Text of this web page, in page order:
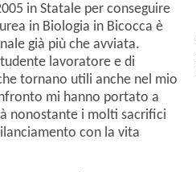
in Statale per conseguire
in Biologia in Bicocca è
già più che avviata.
lavoratore e di
tornano utili anche nel mio
mi hanno portato a
nonostante i molti sacrifici
con la vita